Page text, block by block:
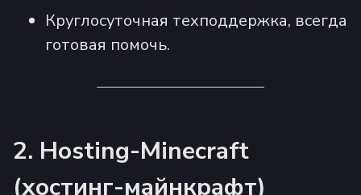
Круглосуточная техподдержка, всегда
готовая помочь.
2. Hosting-Minecraft
(хостинг-майнкрафт)